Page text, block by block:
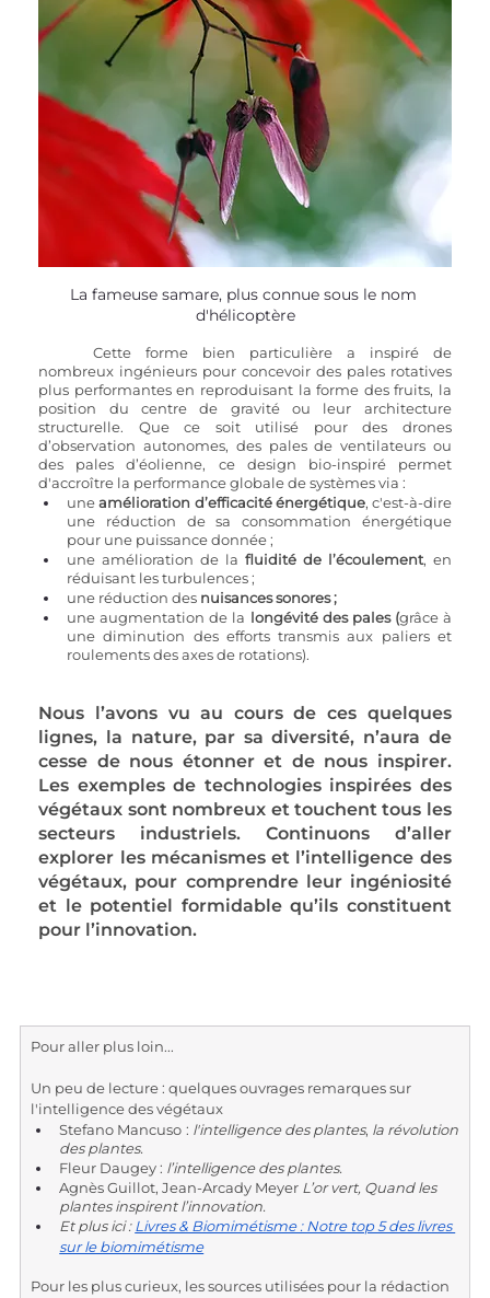
La fameuse samare, plus connue sous le nom
d'hélicoptère
Cette forme bien particulière a inspiré de
nombreux ingénieurs pour concevoir des pales rotatives
plus performantes en reproduisant la forme des fruits, la
position du centre de gravité ou leur architecture
structurelle. Que ce soit utilisé pour des drones
d’observation autonomes, des pales de ventilateurs ou
des pales d’éolienne, ce design bio-inspiré permet
d'accroître la performance globale de systèmes via :
une amélioration d’efficacité énergétique, c'est-à-dire
une réduction de sa consommation énergétique
pour une puissance donnée ;
une amélioration de la fluidité de l’écoulement, en
réduisant les turbulences ;
une réduction des nuisances sonores ;
une augmentation de la longévité des pales (grâce à
une diminution des efforts transmis aux paliers et
roulements des axes de rotations).
Nous l’avons vu au cours de ces quelques
lignes, la nature, par sa diversité, n’aura de
cesse de nous étonner et de nous inspirer.
Les exemples de technologies inspirées des
végétaux sont nombreux et touchent tous les
secteurs industriels. Continuons d’aller
explorer les mécanismes et l’intelligence des
végétaux, pour comprendre leur ingéniosité
et le potentiel formidable qu’ils constituent
pour l’innovation.
Pour aller plus loin...
Un peu de lecture : quelques ouvrages remarques sur
l'intelligence des végétaux
Stefano Mancuso : l'intelligence des plantes, la révolution
des plantes.
Fleur Daugey : l’intelligence des plantes.
Agnès Guillot, Jean-Arcady Meyer L’or vert, Quand les
plantes inspirent l’innovation.
Et plus ici : Livres & Biomimétisme : Notre top 5 des livres
sur le biomimétisme
Pour les plus curieux, les sources utilisées pour la rédaction